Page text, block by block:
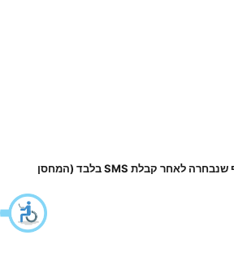
יש להגיע לנקודת האיסוף שנבחרה לאחר קבלת SMS בלבד (המחסן